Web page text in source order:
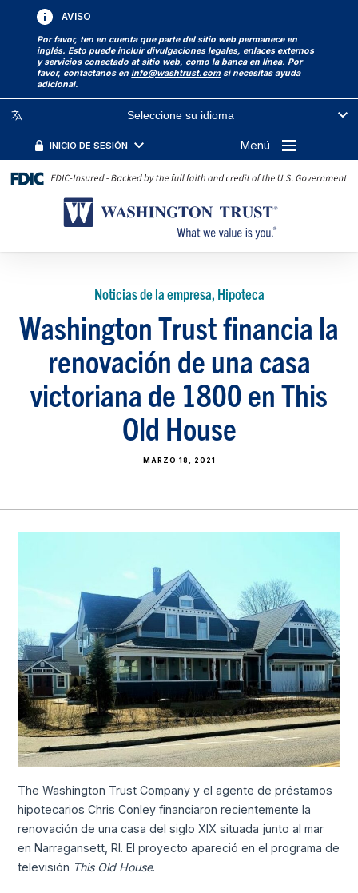
AVISO
Por favor, ten en cuenta que parte del sitio web permanece en
inglés. Esto puede incluir divulgaciones legales, enlaces externos
y servicios conectado at sitio web, como la banca en línea. Por
favor, contactanos eninfo@washtrust.com si necesitas ayuda
adicional.
Seleccione su idioma
INICIO DE SESIÓN Menú
Noticias de la empresa, Hipoteca
Washington Trust financia la
renovación de una casa
victoriana de 1800 en This
Old House
MARZO 18, 2021
The Washington Trust Company y el agente de préstamos
hipotecarios Chris Conley financiaron recientemente la
renovación de una casa del siglo XIX situada junto al mar
en Narragansett, RI. El proyecto apareció en el programa de
televisión This Old House.